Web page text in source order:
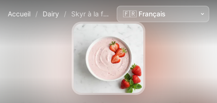
Accueil / Dairy / Skyr à la fraise végétalien